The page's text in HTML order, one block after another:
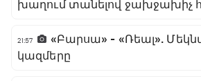
խաղում տանելով ջախջախիչ
21:57
«Բարսա» - «Ռեալ».
կազմերը